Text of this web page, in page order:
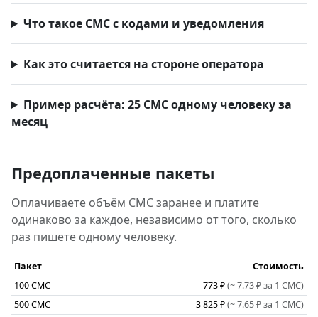
Что такое СМС с кодами и уведомления
Как это считается на стороне оператора
Пример расчёта: 25 СМС одному человеку за
месяц
Предоплаченные пакеты
Оплачиваете объём СМС заранее и платите
одинаково за каждое, независимо от того, сколько
раз пишете одному человеку.
Пакет
Стоимость
100 СМС
773 ₽(~ 7.73 ₽ за 1 СМС)
500 СМС
3 825 ₽(~ 7.65 ₽ за 1 СМС)